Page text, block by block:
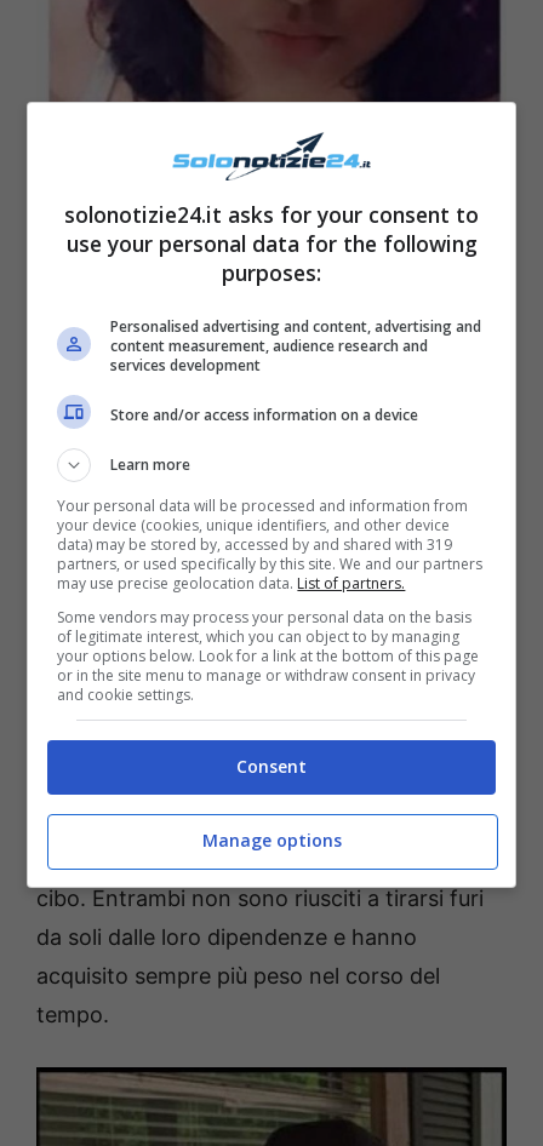
Fonte: web
Vianey ha raccontato di aver cominciato ad
abusare del cibo dopo aver subito per tutta la
vita le continue critiche di sua madre sul suo
aspetto. Per la donna, infatti, Vianey non era
mai abbastanza.Proprio quando stava per
cadere nella più profonda depressione, la
ragazza ha conosciuto l’amore della sua vita,
Allen
, che aveva i suoi stessi problemi con il
cibo. Entrambi non sono riusciti a tirarsi furi
da soli dalle loro dipendenze e hanno
acquisito sempre più peso nel corso del
tempo.
solonotizie24.it asks for your consent to
use your personal data for the following
purposes:
Personalised advertising and content, advertising and
content measurement, audience research and
services development
Store and/or access information on a device
Learn more
Your personal data will be processed and information from
your device (cookies, unique identifiers, and other device
data) may be stored by, accessed by and shared with 319
partners, or used specifically by this site. We and our partners
may use precise geolocation data. List of partners.
Some vendors may process your personal data on the basis
of legitimate interest, which you can object to by managing
your options below. Look for a link at the bottom of this page
or in the site menu to manage or withdraw consent in privacy
and cookie settings.
Consent
Manage options